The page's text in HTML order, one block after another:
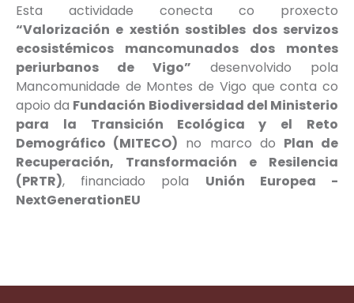
Esta actividade conecta co proxecto
“Valorización e xestión sostibles dos servizos
ecosistémicos mancomunados dos montes
periurbanos de Vigo” desenvolvido pola
Mancomunidade de Montes de Vigo que conta co
apoio da Fundación Biodiversidad del Ministerio
para la Transición Ecológica y el Reto
Demográfico (MITECO) no marco do Plan de
Recuperación, Transformación e Resilencia
(PRTR), financiado pola Unión Europea -
NextGenerationEU